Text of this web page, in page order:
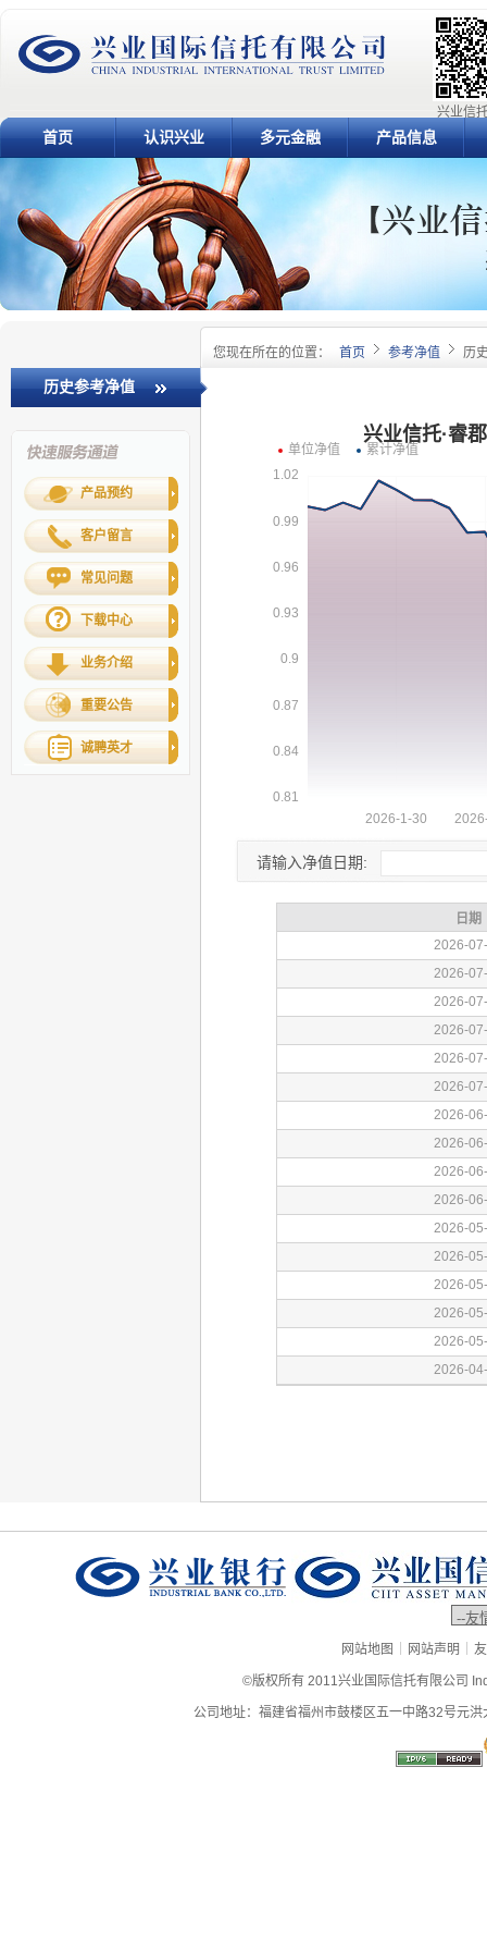
兴业信
首页 认识兴业 多元金融 产品信息
您现在所在的位置： 首页 参考净值 历
历史参考净值
产品预约
客户留言
常见问题
下载中心
业务介绍
重要公告
诚聘英才
请输入净值日期:
网站地图 | 网站声明 |
©版权所有 2011兴业国际信托有限公司
公司地址：福建省福州市鼓楼区五一中路32号元